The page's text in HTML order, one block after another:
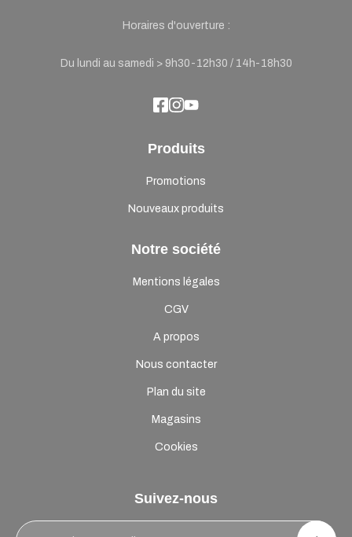
Horaires d'ouverture :
Du lundi au samedi > 9h30-12h30 / 14h-18h30
Produits
Promotions
Nouveaux produits
Notre société
Mentions légales
CGV
A propos
Nous contacter
Plan du site
Magasins
Cookies
Suivez-nous